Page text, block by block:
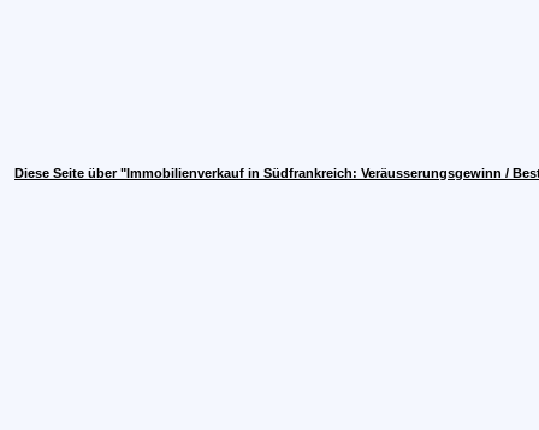
Diese Seite über "Immobilienverkauf in Südfrankreich: Veräusserungsgewinn /